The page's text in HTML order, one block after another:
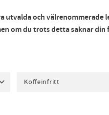
utvalda och
om du trots detta saknar
Koffeinfritt